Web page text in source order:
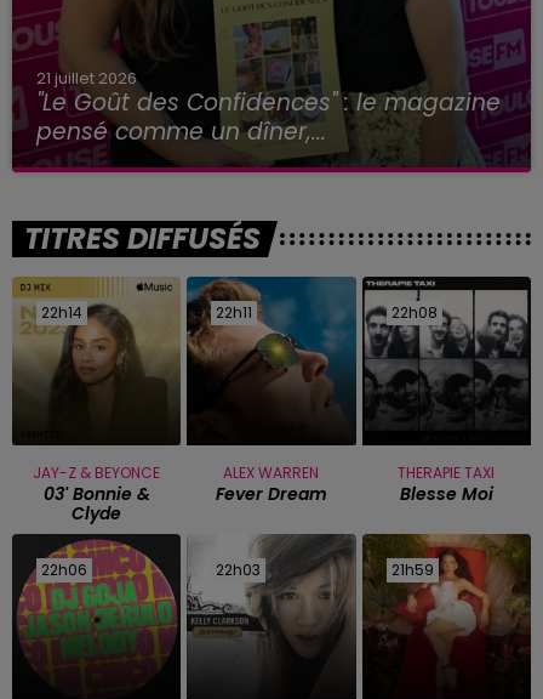
21 juillet 2026
"Le Goût des Confidences" : le magazine
pensé comme un dîner,...
TITRES DIFFUSÉS
22h14
22h14
JAY-Z & BEYONCE
03' Bonnie &
Clyde
22h11
22h11
ALEX WARREN
Fever Dream
22h08
22h08
THERAPIE TAXI
Blesse Moi
22h06
22h06 22h03
22h03 21h59
21h59